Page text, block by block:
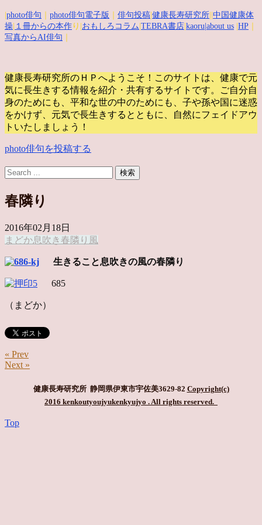
photo俳句 photo俳句電子版 俳句投稿 健康長寿研究所 中国健康体
操 １冊からの本作 り| おもしろコラム TEBRA書店 kaoru |about us HP
写真からAI俳句
健康長寿研究所のＨＰへようこそ！このサイトは、健康で元
気に長生きする情報を紹介・共有するサイトです。
ご自分自
身のためにも、平和な世の中のためにも、子や孫や国に迷惑
をかけず、元気で長生きするとともに、自然にフェイドアウ
トいたしましょう！
photo俳句を投稿する
春隣り
2016年02月18日
まどか息吹き 春隣り 風
生きること息吹きの風の春隣り
685
（まどか）
« Prev
Next »
健康長寿研究所 静岡県伊東市宇佐美3629-82 Copyright(c)
2016 kenkoutyoujyukenkyujyo . All rights reserved.
Top